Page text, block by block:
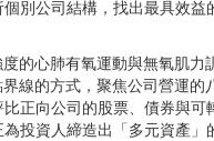
別公司結構，找出最具效益
的心肺有氧運動與無氧肌力
線的方式，聚焦公司營運的
正向公司的股票、債券與可
投資人締造出「多元資產」